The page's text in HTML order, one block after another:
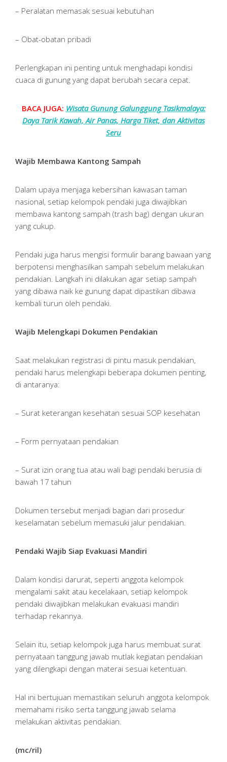
– Peralatan memasak sesuai kebutuhan
– Obat-obatan pribadi
Perlengkapan ini penting untuk menghadapi kondisi
cuaca di gunung yang dapat berubah secara cepat.
BACA JUGA: Wisata Gunung Galunggung Tasikmalaya:
Daya Tarik Kawah, Air Panas, Harga Tiket, dan Aktivitas
Seru
Wajib Membawa Kantong Sampah
Dalam upaya menjaga kebersihan kawasan taman
nasional, setiap kelompok pendaki juga diwajibkan
membawa kantong sampah (trash bag) dengan ukuran
yang cukup.
Pendaki juga harus mengisi formulir barang bawaan yang
berpotensi menghasilkan sampah sebelum melakukan
pendakian. Langkah ini dilakukan agar setiap sampah
yang dibawa naik ke gunung dapat dipastikan dibawa
kembali turun oleh pendaki.
Wajib Melengkapi Dokumen Pendakian
Saat melakukan registrasi di pintu masuk pendakian,
pendaki harus melengkapi beberapa dokumen penting,
di antaranya:
– Surat keterangan kesehatan sesuai SOP kesehatan
– Form pernyataan pendakian
– Surat izin orang tua atau wali bagi pendaki berusia di
bawah 17 tahun
Dokumen tersebut menjadi bagian dari prosedur
keselamatan sebelum memasuki jalur pendakian.
Pendaki Wajib Siap Evakuasi Mandiri
Dalam kondisi darurat, seperti anggota kelompok
mengalami sakit atau kecelakaan, setiap kelompok
pendaki diwajibkan melakukan evakuasi mandiri
terhadap rekannya.
Selain itu, setiap kelompok juga harus membuat surat
pernyataan tanggung jawab mutlak kegiatan pendakian
yang dilengkapi dengan materai sesuai ketentuan.
Hal ini bertujuan memastikan seluruh anggota kelompok
memahami risiko serta tanggung jawab selama
melakukan aktivitas pendakian.
(mc/ril)